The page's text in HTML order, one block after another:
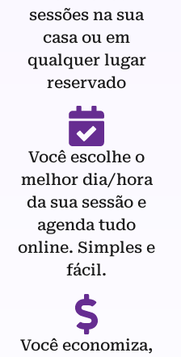
sessões na sua
casa ou em
qualquer lugar
reservado
Você escolhe o
melhor dia/hora
da sua sessão e
agenda tudo
online. Simples e
fácil.
Você economiza,